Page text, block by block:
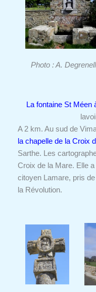
Photo : A.
La fontaine St Méen
A 2 km. Au sud de
la chapelle de la Croix
Sarthe. Les
Croix de la Mare. Elle
citoyen Lamare, pris
la Révolution.